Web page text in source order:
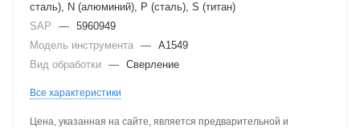
сталь), N (алюминий), P (сталь), S (титан)
SAP
— 5960949
Модель инструмента — A1549
Вид обработки — Сверление
Все характеристики
Цена, указанная на сайте, является предварительной и